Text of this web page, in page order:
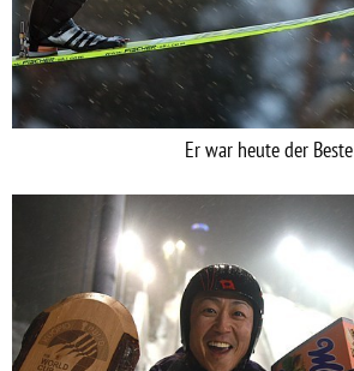
Er war heute der Beste